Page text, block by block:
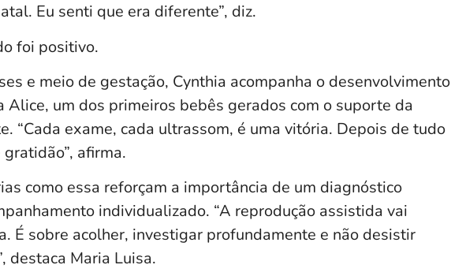
Eu senti que era diferente”, diz.
foi positivo.
e meio de gestação, Cynthia acompanha o desenvolvimento
Alice, um dos primeiros bebês gerados com o suporte da
“Cada exame, cada ultrassom, é uma vitória. Depois de tudo
afirma.
como essa reforçam a importância de um diagnóstico
individualizado. “A reprodução assistida vai
É sobre acolher, investigar profundamente e não desistir
destaca Maria Luisa.